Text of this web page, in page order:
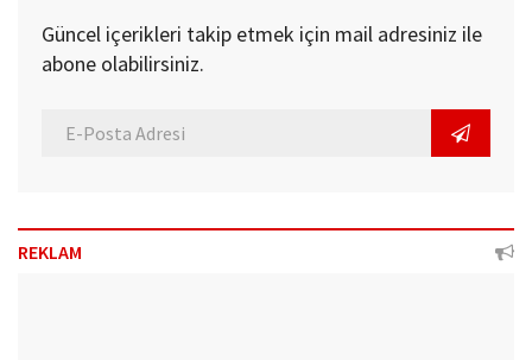
Güncel içerikleri takip etmek için mail adresiniz ile
abone olabilirsiniz.
REKLAM